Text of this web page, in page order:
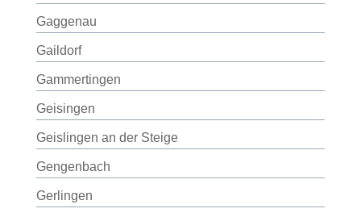
Gaggenau
Gaildorf
Gammertingen
Geisingen
Geislingen an der Steige
Gengenbach
Gerlingen